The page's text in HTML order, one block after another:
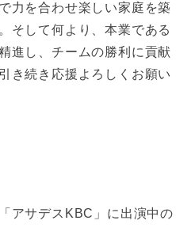
力を合わせ楽しい家庭を築
そして何より、本業である
進し、チームの勝利に貢献
き続き応援よろしくお願い
アサデスKBC」に出演中の